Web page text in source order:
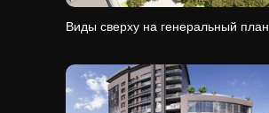
Виды сверху на генеральный план